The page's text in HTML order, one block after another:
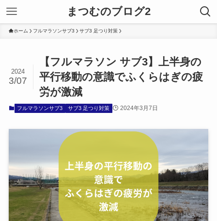
まつむのブログ2
ホーム フルマラソンサブ3 サブ3 足つり対策
【フルマラソン サブ3】上半身の
平行移動の意識でふくらはぎの疲
労が激減
2024
3/07
フルマラソンサブ3 サブ3 足つり対策 2024年3月7日